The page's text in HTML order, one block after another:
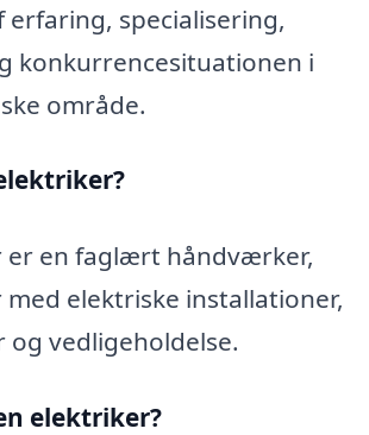
specialisering,
konkurrencesituationen i
område.
er en faglært håndværker,
elektriske installationer,
vedligeholdelse.
elektriker?